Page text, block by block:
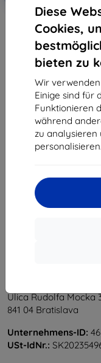
Diese
Cookies,
bieten zu
Wir
Einige sind für
Funktionieren
während
zu analysieren
personalisieren.
3mk TechWrap Matte
Display Schutzfolie für
Levante 2016-
31,90 €
28,71 €
Auf Lager 4 Stk.
Ulica Rudolfa Mocka
841 04 Bratislava
Unternehmens-ID:
USt-IdNr.: